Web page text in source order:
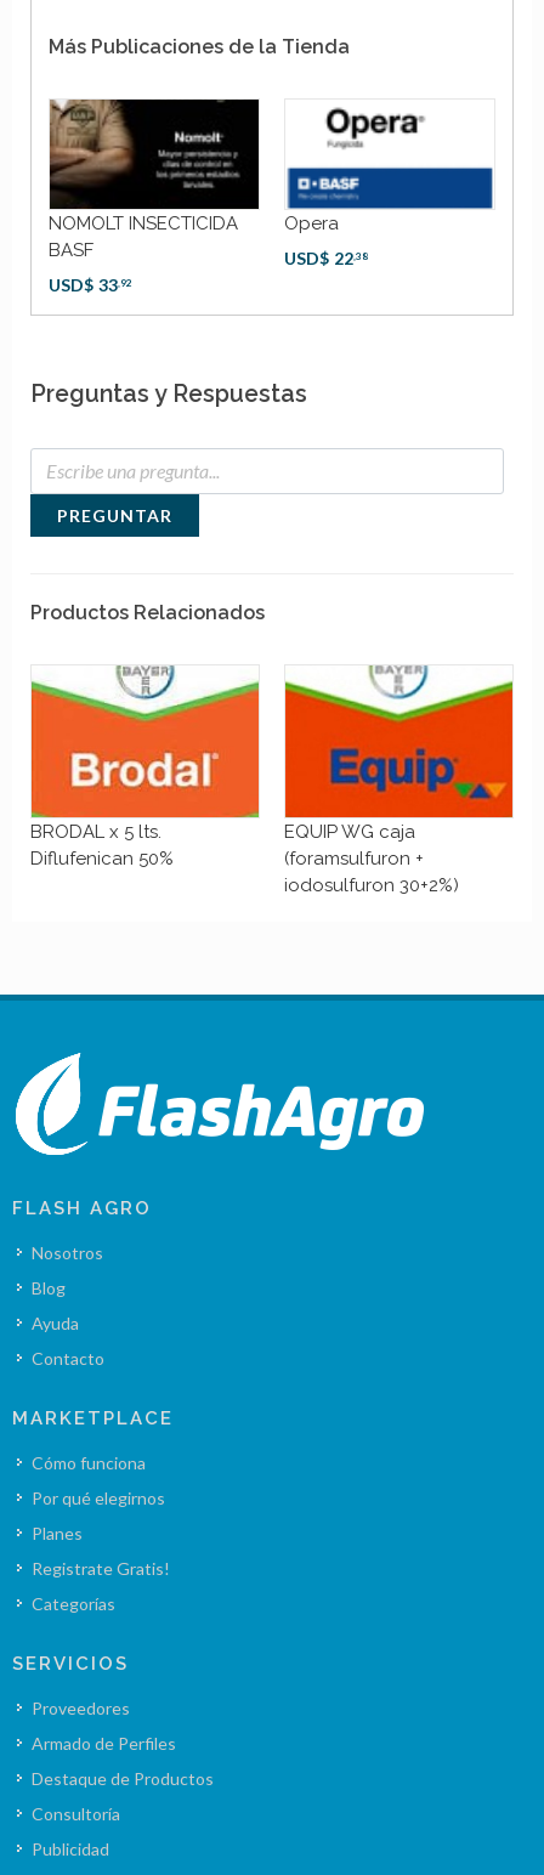
Más Publicaciones de la Tienda
NOMOLT INSECTICIDA
BASF
USD$ 33 ,92
Opera
USD$ 22,38
Preguntas y Respuestas
PREGUNTAR
Productos Relacionados
BRODAL x 5 lts.
Diflufenican 50%
EQUIP WG caja
(foramsulfuron +
iodosulfuron 30+2%)
FLASH AGRO
Nosotros
Blog
Ayuda
Contacto
MARKETPLACE
Cómo funciona
Por qué elegirnos
Planes
Registrate Gratis!
Categorías
SERVICIOS
Proveedores
Armado de Perfiles
Destaque de Productos
Consultoría
Publicidad